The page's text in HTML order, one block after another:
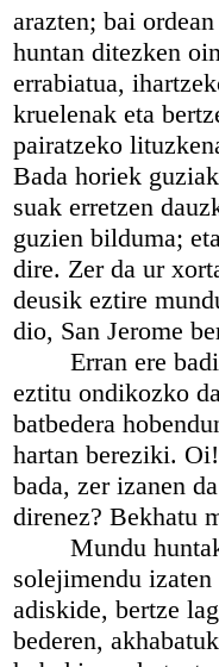
arazten; bai
huntan ditezken
errabiatua,
kruelenak eta
pairatzeko
Bada horiek
suak erretzen
guzien bilduma;
dire. Zer da ur
deusik eztire
dio, San Jerome
Erran ere
eztitu ondikozko
batbedera
hartan bereziki.
bada, zer izanen
direnez? Bekhatu
Mundu huntako
solejimendu
adiskide, bertze
bederen,